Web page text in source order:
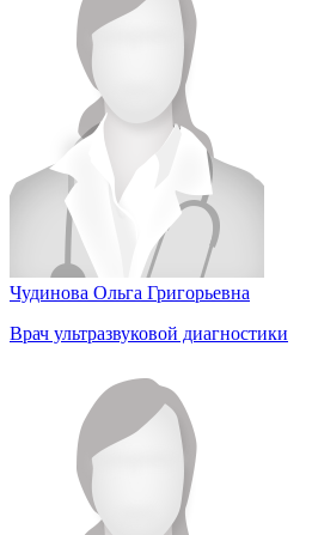
Чудинова Ольга Григорьевна
Врач ультразвуковой диагностики